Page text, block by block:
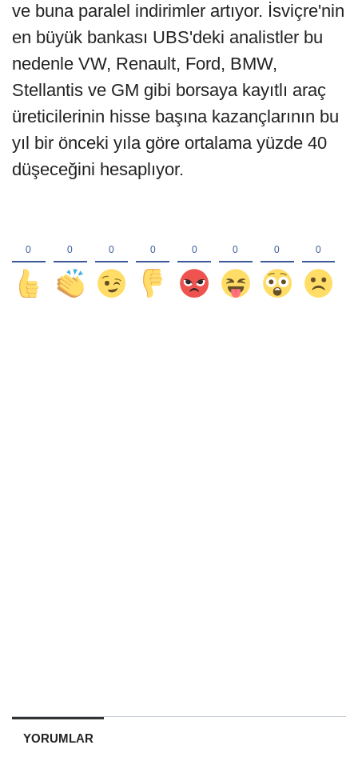
ve buna paralel indirimler artıyor. İsviçre'nin
en büyük bankası UBS'deki analistler bu
nedenle VW, Renault, Ford, BMW,
Stellantis ve GM gibi borsaya kayıtlı araç
üreticilerinin hisse başına kazançlarının bu
yıl bir önceki yıla göre ortalama yüzde 40
düşeceğini hesaplıyor.
YORUMLAR